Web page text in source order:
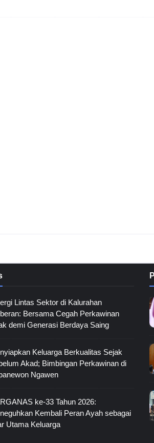
Lintas Sektor di Kalurahan
Bersama Cegah Perkawinan
demi Generasi Berdaya Saing
Keluarga Berkualitas Sejak
Akad; Bimbingan Perkawinan di
Ngawen
ke-33 Tahun 2026:
Kembali Peran Ayah sebagai
Utama Keluarga